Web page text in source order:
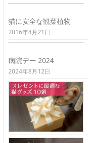
猫に安全な観葉植物
2016年4月21日
病院デー 2024
2024年8月12日